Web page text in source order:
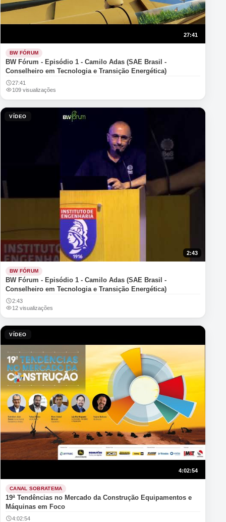
27:41
BW FÓRUM
BW Fórum - Episódio 1 - Camilo Adas (SAE Brasil -
Conselheiro em Tecnologia e Transição Energética)
27:41
109 visualizações
VÍDEO
2:43
BW FÓRUM
BW Fórum - Episódio 1 - Camilo Adas (SAE Brasil -
Conselheiro em Tecnologia e Transição Energética)
2:43
12 visualizações
VÍDEO
4:02:54
CANAL SOBRATEMA
19ª Tendências no Mercado da Construção Equipamentos e
Máquinas em Foco
4:02:54